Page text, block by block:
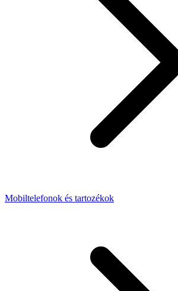
Mobiltelefonok és tartozékok